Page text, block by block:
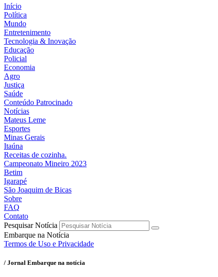
Início
Política
Mundo
Entretenimento
Tecnologia & Inovação
Educação
Policial
Economia
Agro
Justiça
Saúde
Conteúdo Patrocinado
Notícias
Mateus Leme
Esportes
Minas Gerais
Itaúna
Receitas de cozinha.
Campeonato Mineiro 2023
Betim
Igarapé
São Joaquim de Bicas
Sobre
FAQ
Contato
Pesquisar Notícia
Embarque na Notícia
Termos de Uso e Privacidade
/ Jornal Embarque na notícia